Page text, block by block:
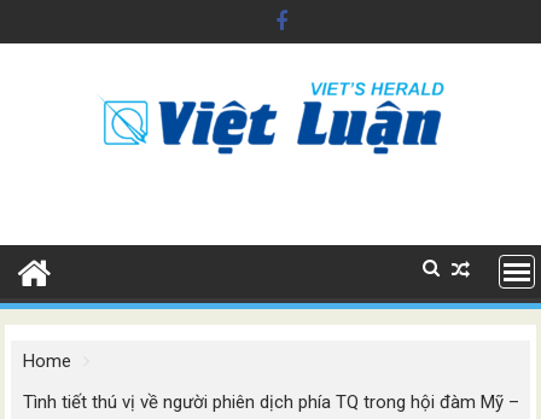
to
Home
Tình tiết thú vị về người phiên dịch phía TQ trong hội đàm Mỹ –